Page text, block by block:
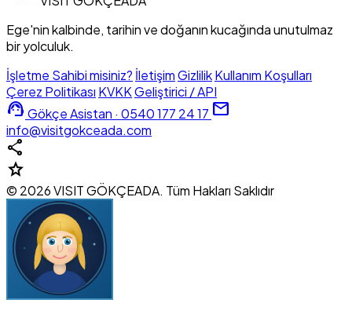
Ege'nin kalbinde, tarihin ve doğanın kucağında unutulmaz
bir yolculuk.
İşletme Sahibi misiniz? İletişimGizlilikKullanım Koşulları
Çerez Politikası KVKKGeliştirici / API
support_agent Gökçe Asistan · 0540 177 24 17 mail
info@visitgokceada.com
share
star
© 2026 VISIT GÖKÇEADA. Tüm Hakları Saklıdır